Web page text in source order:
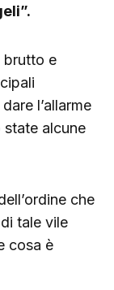
brutto e
l’allarme
alcune
che
tale vile
cosa è